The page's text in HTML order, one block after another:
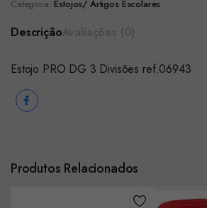
Categoria: Estojos/ Artigos Escolares
Descrição
Estojo PRO DG 3 Divisões ref.06943
Produtos Relacionados